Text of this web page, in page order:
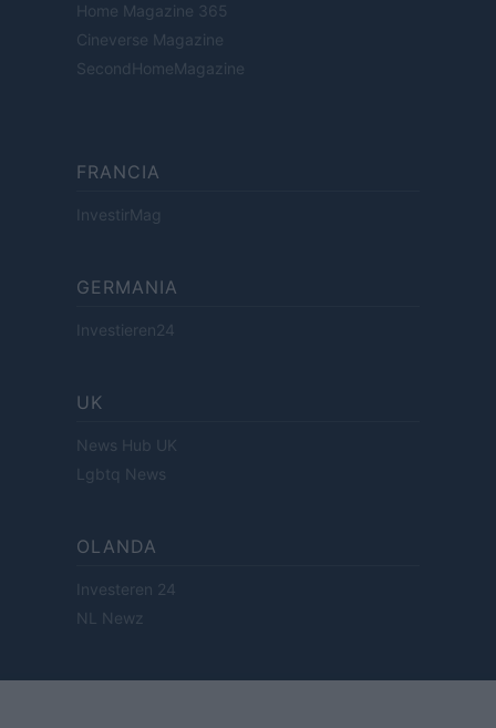
Home Magazine 365
Cineverse Magazine
SecondHomeMagazine
FRANCIA
InvestirMag
GERMANIA
Investieren24
UK
News Hub UK
Lgbtq News
OLANDA
Investeren 24
NL Newz